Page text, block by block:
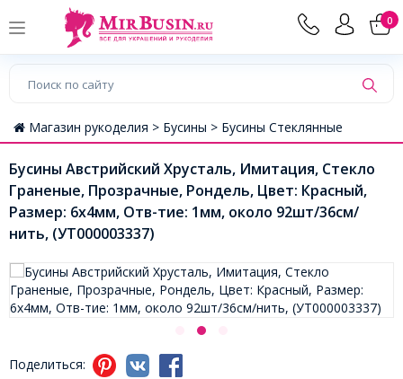
0
Магазин рукоделия > Бусины > Бусины Стеклянные
Бусины Австрийский Хрусталь, Имитация, Стекло
Граненые, Прозрачные, Рондель, Цвет: Красный,
Размер: 6х4мм, Отв-тие: 1мм, около 92шт/36см/
нить, (УТ000003337)
Поделиться: